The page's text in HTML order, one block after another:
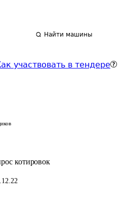
Найти машины
участвовать в тендере
котировок